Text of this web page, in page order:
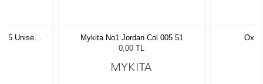
55 Unisex
Mykita No1 Jordan Col 005 51
0,00 TL